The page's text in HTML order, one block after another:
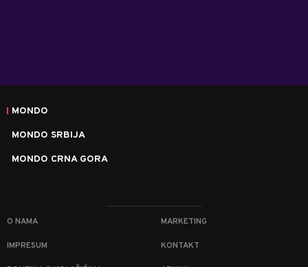
MONDO
MONDO SRBIJA
MONDO CRNA GORA
O NAMA MARKETING
IMPRESUM KONTAKT